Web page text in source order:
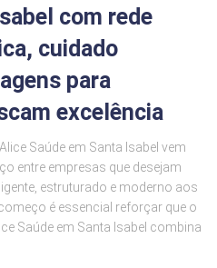
com rede
cuidado
para
excelência
Saúde em Santa Isabel vem
entre empresas que desejam
estruturado e moderno aos
é essencial reforçar que o
Saúde em Santa Isabel combina